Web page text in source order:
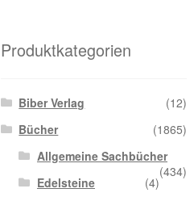
Produktkategorien
Biber Verlag
(12)
Bücher
(1865)
Allgemeine Sachbücher
(434)
Edelsteine
(4)